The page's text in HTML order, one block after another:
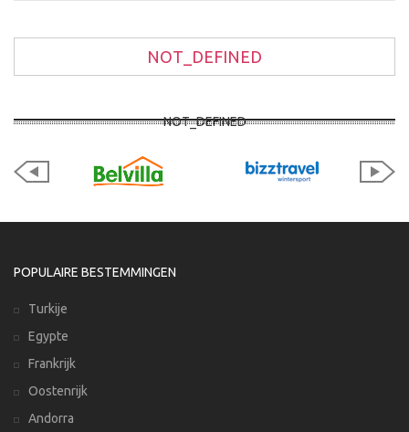
NOT_DEFINED
NOT_DEFINED
POPULAIRE BESTEMMINGEN
Turkije
Egypte
Frankrijk
Oostenrijk
Andorra